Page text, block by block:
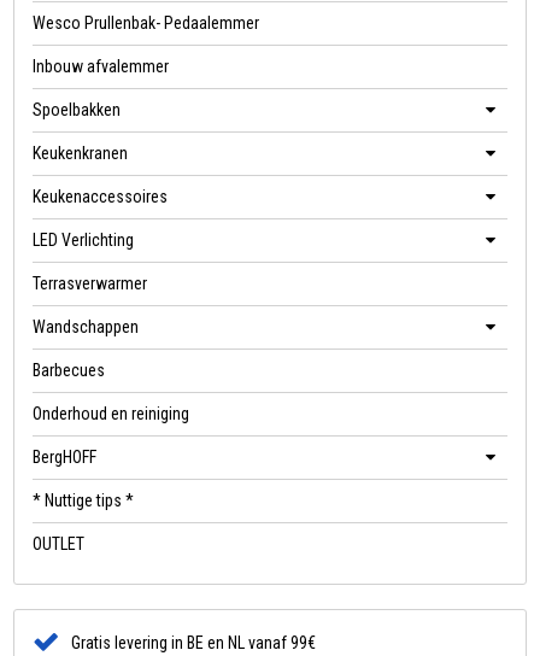
Wesco Prullenbak- Pedaalemmer
Inbouw afvalemmer
Spoelbakken
Keukenkranen
Keukenaccessoires
LED Verlichting
Terrasverwarmer
Wandschappen
Barbecues
Onderhoud en reiniging
BergHOFF
* Nuttige tips *
OUTLET
Gratis levering in BE en NL vanaf 99€